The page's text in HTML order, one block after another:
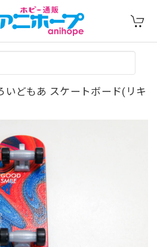
いどもあ スケートボード(リキ